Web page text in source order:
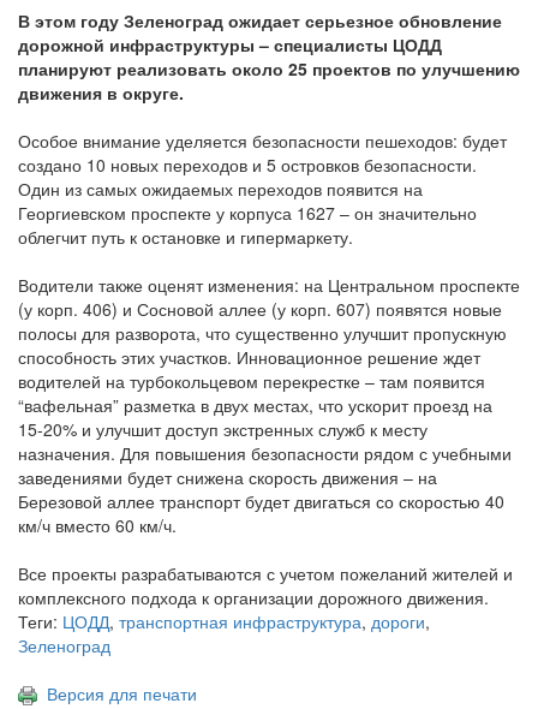
В этом году Зеленоград ожидает серьезное обновление
дорожной инфраструктуры – специалисты ЦОДД
планируют реализовать около 25 проектов по улучшению
движения в округе.
Особое внимание уделяется безопасности пешеходов: будет
создано 10 новых переходов и 5 островков безопасности.
Один из самых ожидаемых переходов появится на
Георгиевском проспекте у корпуса 1627 – он значительно
облегчит путь к остановке и гипермаркету.
Водители также оценят изменения: на Центральном проспекте
(у корп. 406) и Сосновой аллее (у корп. 607) появятся новые
полосы для разворота, что существенно улучшит пропускную
способность этих участков. Инновационное решение ждет
водителей на турбокольцевом перекрестке – там появится
“вафельная” разметка в двух местах, что ускорит проезд на
15-20% и улучшит доступ экстренных служб к месту
назначения. Для повышения безопасности рядом с учебными
заведениями будет снижена скорость движения – на
Березовой аллее транспорт будет двигаться со скоростью 40
км/ч вместо 60 км/ч.
Все проекты разрабатываются с учетом пожеланий жителей и
комплексного подхода к организации дорожного движения.
Теги: ЦОДД, транспортная инфраструктура, дороги,
Зеленоград
Версия для печати